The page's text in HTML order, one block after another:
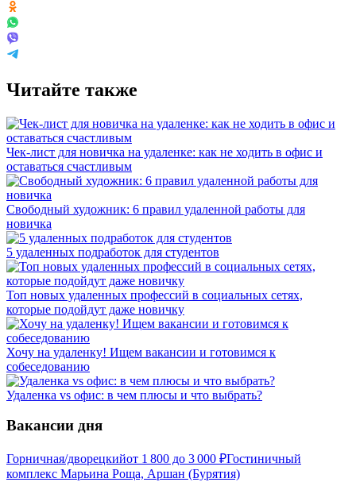
Читайте также
Чек-лист для новичка на удаленке: как не ходить в офис и
оставаться счастливым
Свободный художник: 6 правил удаленной работы для
новичка
5 удаленных подработок для студентов
Топ новых удаленных профессий в социальных сетях,
которые подойдут даже новичку
Хочу на удаленку! Ищем вакансии и готовимся к
собеседованию
Удаленка vs офис: в чем плюсы и что выбрать?
Вакансии дня
Горничная/дворецкийот 1 800 до 3 000 ₽Гостиничный
комплекс Марьина Роща, Аршан (Бурятия)